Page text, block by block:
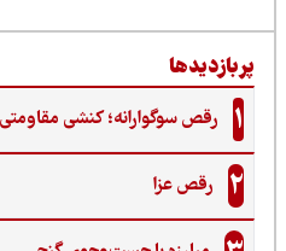
رقص سوگوارانه؛ کنشی مقاومتی
رقص عزا